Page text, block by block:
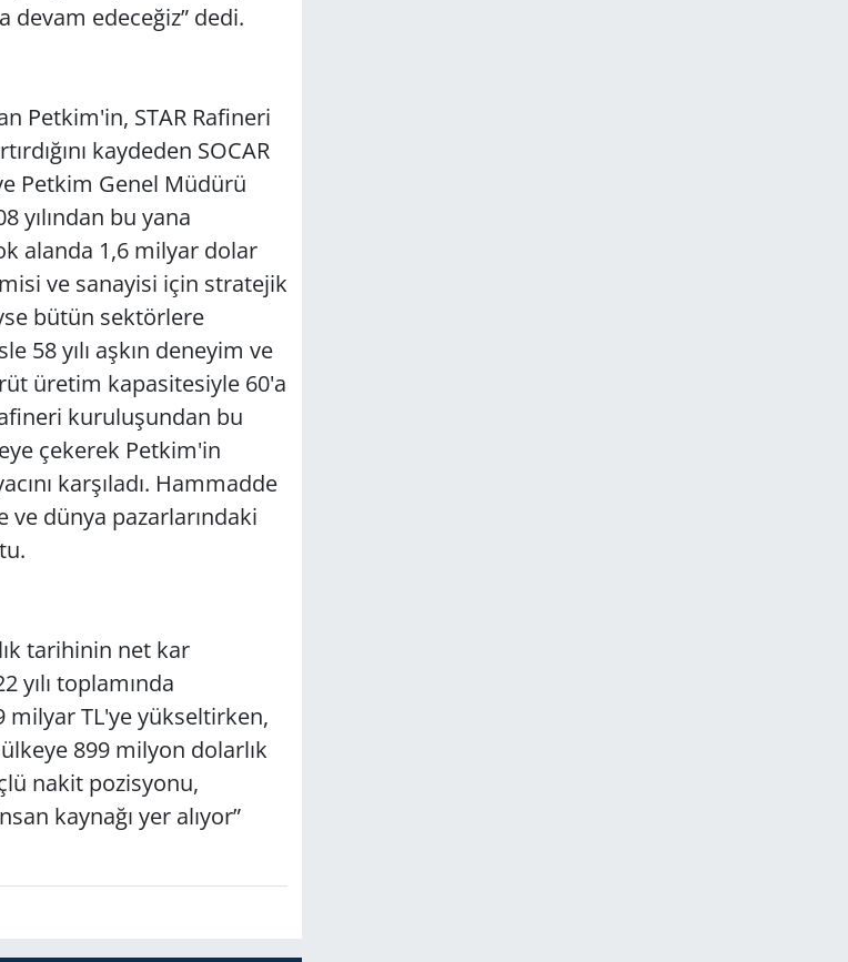
devam edeceğiz” dedi.
Petkim'in, STAR Rafineri
kaydeden SOCAR
Petkim Genel Müdürü
yılından bu yana
alanda 1,6 milyar dolar
ve sanayisi için stratejik
bütün sektörlere
58 yılı aşkın deneyim ve
üretim kapasitesiyle 60'a
kuruluşundan bu
çekerek Petkim'in
karşıladı. Hammadde
ve dünya pazarlarındaki
tarihinin net kar
yılı toplamında
milyar TL'ye yükseltirken,
ülkeye 899 milyon dolarlık
nakit pozisyonu,
kaynağı yer alıyor”